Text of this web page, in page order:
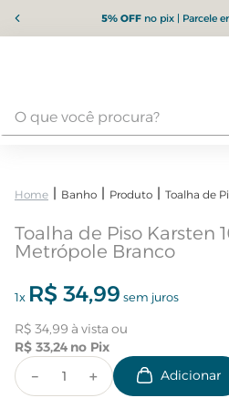
5% OFFno pix | Parcele
Banho Produto Toalha de
Toalha de Piso Karsten
Metrópole Branco
1x R$ 34,99 sem juros
R$ 34,99
R$ 33,24
＋
－